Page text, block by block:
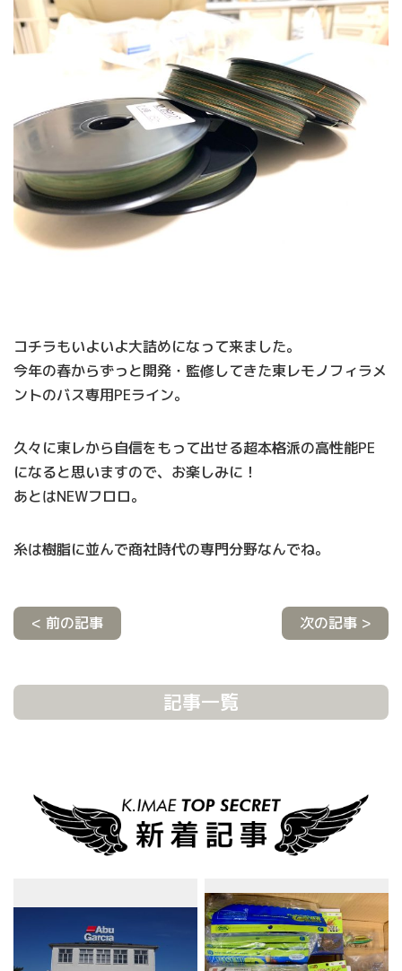
コチラもいよいよ大詰めになって来ました。
今年の春からずっと開発・監修してきた東レモノフィラメ
ントのバス専用PEライン。
久々に東レから自信をもって出せる超本格派の高性能PE
になると思いますので、お楽しみに！
あとはNEWフロロ。
糸は樹脂に並んで商社時代の専門分野なんでね。
< 前の記事 次の記事 >
記事一覧